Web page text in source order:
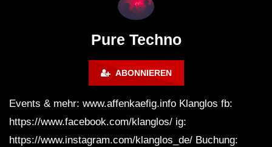
Pure Techno
ABONNIEREN
Events & mehr: www.affenkaefig.info Klanglos fb:
https://www.facebook.com/klanglos/ ig:
https://www.instagram.com/klanglos_de/ Buchung: